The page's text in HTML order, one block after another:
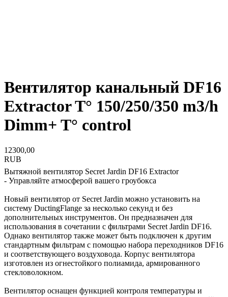
Вентилятор канальный DF16
Extractor T° 150/250/350 m3/h
Dimm+ T° control
12300,00
RUB
Вытяжной вентилятор Secret Jardin DF16 Extractor
- Управляйте атмосферой вашего гроубокса
Новый вентилятор от Secret Jardin можно установить на
систему DuctingFlange за несколько секунд и без
дополнительных инструментов. Он предназначен для
использования в сочетании с фильтрами Secret Jardin DF16.
Однако вентилятор также может быть подключен к другим
стандартным фильтрам с помощью набора переходников DF16
и соответствующего воздуховода. Корпус вентилятора
изготовлен из огнестойкого полиамида, армированного
стекловолокном.
Вентилятор оснащен функцией контроля температуры и